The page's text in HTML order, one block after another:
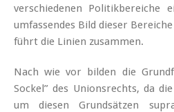
verschiedenen Politikbereiche
umfassendes Bild dieser
führt die Linien zusammen.
Nach wie vor bilden die
Sockel” des Unionsrechts, da
um diesen Grundsätzen